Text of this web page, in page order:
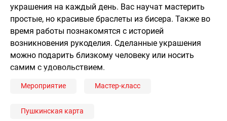
украшения на каждый день. Вас научат мастерить
простые, но красивые браслеты из бисера. Также во
время работы познакомятся с историей
возникновения рукоделия. Сделанные украшения
можно подарить близкому человеку или носить
самим с удовольствием.
Мероприятие Мастер-класс
Пушкинская карта